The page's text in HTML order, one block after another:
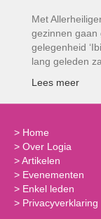
Met
gezinnen gaan
gelegenheid
lang geleden
Lees meer
> Home
> Over Logia
>Artikelen
> Evenementen
> Enkel leden
> Privacyverklaring